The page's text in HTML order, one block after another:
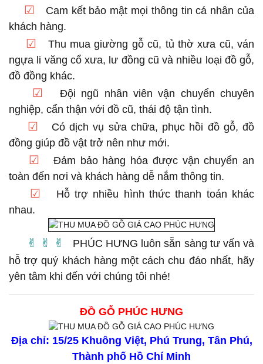
☑
Cam kết bảo mật mọi thông tin cá nhân của
khách hàng.
☑
Thu mua giường gỗ cũ, tủ thờ xưa cũ, ván
ngựa li văng cổ xưa, lư đồng cũ và nhiều loại đồ gỗ,
đồ đồng khác.
☑
Đội ngũ nhân viên vận chuyển chuyên
nghiệp, cẩn thận với đồ cũ, thái độ tận tình.
☑
Có dịch vụ sửa chữa, phục hồi đồ gỗ, đồ
đồng giúp đồ vật trở nên như mới.
☑
Đảm bảo hàng hóa được vận chuyển an
toàn đến nơi và khách hàng dễ nắm thông tin.
☑
Hỗ trợ nhiều hình thức thanh toán khác
nhau.
✌︎︎ ✌︎︎ ✌︎︎
PHÚC HƯNG luôn sẵn sàng tư vấn và
hỗ trợ quý khách hàng một cách chu đáo nhất, hãy
yên tâm khi đến với chúng tôi nhé!
ĐỒ GỖ PHÚC HƯNG
Địa chỉ: 15/25 Khuông Việt, Phú Trung, Tân Phú,
Thành phố Hồ Chí Minh